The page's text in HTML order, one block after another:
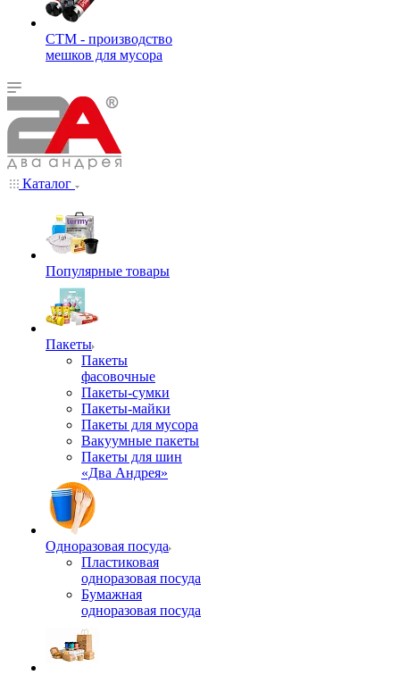
СТМ - производство
мешков для мусора
Каталог
Популярные товары
Пакеты
Пакеты
фасовочные
Пакеты-сумки
Пакеты-майки
Пакеты для мусора
Вакуумные пакеты
Пакеты для шин
«Два Андрея»
Одноразовая посуда
Пластиковая
одноразовая посуда
Бумажная
одноразовая посуда